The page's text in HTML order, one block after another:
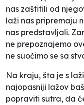
nas zaštitili od
laži nas pripremaju
nas predstavljali.
ne prepoznajemo
ne suočimo se sa
Na kraju, šta je s
najopasniji lažov
popraviti sutra, da